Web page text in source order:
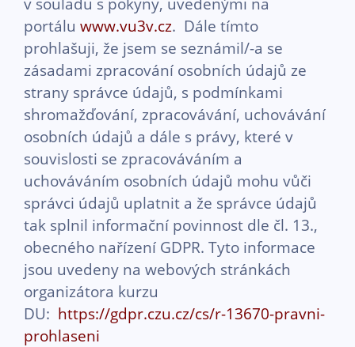
portálu www.vu3v.cz. Dále tímto
prohlašuji, že jsem se seznámil/-a se
zásadami zpracování osobních údajů ze
strany správce údajů, s podmínkami
shromažďování, zpracovávání, uchovávání
osobních údajů a dále s právy, které v
souvislosti se zpracováváním a
uchováváním osobních údajů mohu vůči
správci údajů uplatnit a že správce údajů
tak splnil informační povinnost dle čl. 13.,
obecného nařízení GDPR. Tyto informace
jsou uvedeny na webových stránkách
organizátora kurzu
DU: https://gdpr.czu.cz/cs/r-13670-pravni-
prohlaseni